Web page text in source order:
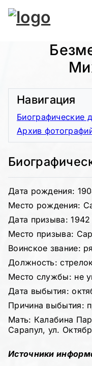
Дата рождения:
Место рождения:
Дата призыва: 1942
Место призыва:
Воинское звание:
Должность:
Место службы: не
Дата выбытия:
Причина выбытия:
Мать: Калабина
Сарапул, ул.
Источники
Навигация
Биографические
Архив